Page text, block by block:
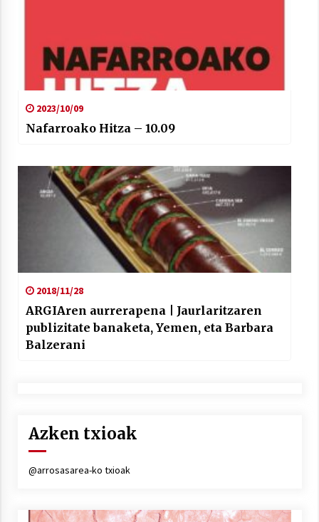
2023/10/09
Nafarroako Hitza – 10.09
2018/11/28
ARGIAren aurrerapena | Jaurlaritzaren
publizitate banaketa, Yemen, eta Barbara
Balzerani
Azken txioak
@arrosasarea-ko txioak